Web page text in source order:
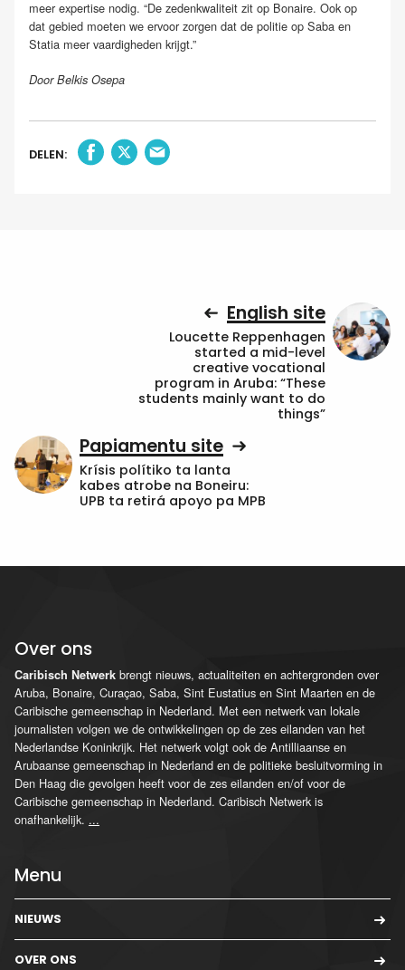
meer expertise nodig. “De zedenkwaliteit zit op Bonaire. Ook op
dat gebied moeten we ervoor zorgen dat de politie op Saba en
Statia meer vaardigheden krijgt.”
Door Belkis Osepa
DELEN:
English site
Loucette Reppenhagen
started a mid-level
creative vocational
program in Aruba: “These
students mainly want to do
things”
Papiamentu site
Krísis polítiko ta lanta
kabes atrobe na Boneiru:
UPB ta retirá apoyo pa MPB
Over ons
Caribisch Netwerk brengt nieuws, actualiteiten en achtergronden over
Aruba, Bonaire, Curaçao, Saba, Sint Eustatius en Sint Maarten en de
Caribische gemeenschap in Nederland. Met een netwerk van lokale
journalisten volgen we de ontwikkelingen op de zes eilanden van het
Nederlandse Koninkrijk. Het netwerk volgt ook de Antilliaanse en
Arubaanse gemeenschap in Nederland en de politieke besluitvorming in
Den Haag die gevolgen heeft voor de zes eilanden en/of voor de
Caribische gemeenschap in Nederland. Caribisch Netwerk is
onafhankelijk. ...
Menu
NIEUWS
OVER ONS